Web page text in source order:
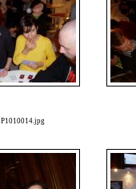
P1010014.jpg